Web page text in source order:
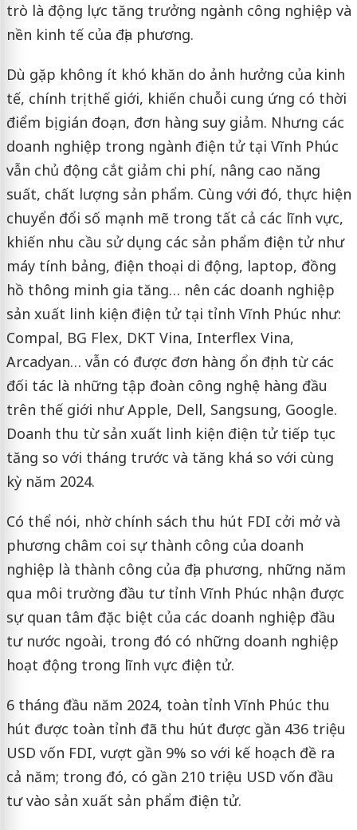
trò là động lực tăng trưởng ngành công nghiệp và
nền kinh tế của địa phương.
Dù gặp không ít khó khăn do ảnh hưởng của kinh
tế, chính trị thế giới, khiến chuỗi cung ứng có thời
điểm bị gián đoạn, đơn hàng suy giảm. Nhưng các
doanh nghiệp trong ngành điện tử tại Vĩnh Phúc
vẫn chủ động cắt giảm chi phí, nâng cao năng
suất, chất lượng sản phẩm. Cùng với đó, thực hiện
chuyển đổi số mạnh mẽ trong tất cả các lĩnh vực,
khiến nhu cầu sử dụng các sản phẩm điện tử như
máy tính bảng, điện thoại di động, laptop, đồng
hồ thông minh gia tăng… nên các doanh nghiệp
sản xuất linh kiện điện tử tại tỉnh Vĩnh Phúc như:
Compal, BG Flex, DKT Vina, Interflex Vina,
Arcadyan… vẫn có được đơn hàng ổn định từ các
đối tác là những tập đoàn công nghệ hàng đầu
trên thế giới như Apple, Dell, Sangsung, Google.
Doanh thu từ sản xuất linh kiện điện tử tiếp tục
tăng so với tháng trước và tăng khá so với cùng
kỳ năm 2024.
Có thể nói, nhờ chính sách thu hút FDI cởi mở và
phương châm coi sự thành công của doanh
nghiệp là thành công của địa phương, những năm
qua môi trường đầu tư tỉnh Vĩnh Phúc nhận được
sự quan tâm đặc biệt của các doanh nghiệp đầu
tư nước ngoài, trong đó có những doanh nghiệp
hoạt động trong lĩnh vực điện tử.
6 tháng đầu năm 2024, toàn tỉnh Vĩnh Phúc thu
hút được toàn tỉnh đã thu hút được gần 436 triệu
USD vốn FDI, vượt gần 9% so với kế hoạch đề ra
cả năm; trong đó, có gần 210 triệu USD vốn đầu
tư vào sản xuất sản phẩm điện tử.